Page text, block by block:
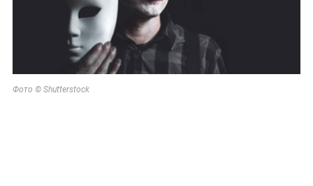
Фото © Shutterstock